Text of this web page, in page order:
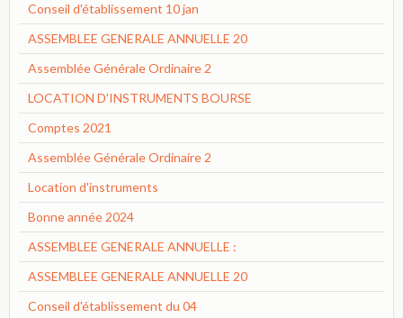
Conseil d'établissement 10 jan
ASSEMBLEE GENERALE ANNUELLE 20
Assemblée Générale Ordinaire 2
LOCATION D'INSTRUMENTS BOURSE
Comptes 2021
Assemblée Générale Ordinaire 2
Location d'instruments
Bonne année 2024
ASSEMBLEE GENERALE ANNUELLE :
ASSEMBLEE GENERALE ANNUELLE 20
Conseil d'établissement du 04